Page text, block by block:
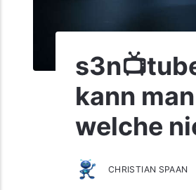
kann
welche
CHRISTIAN SPAAN